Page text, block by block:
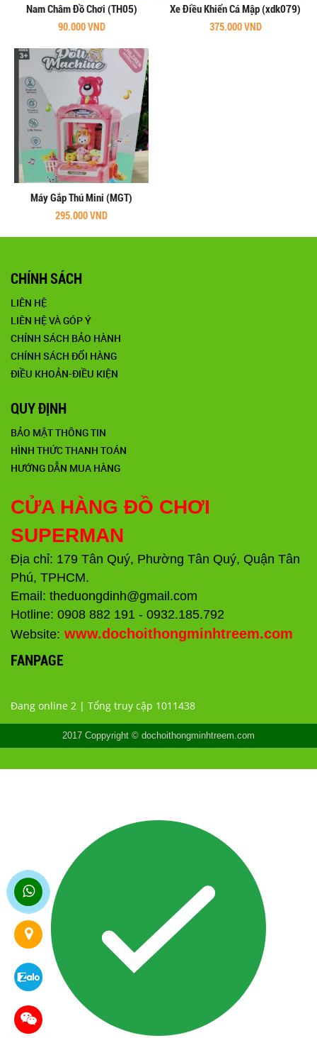
Nam Châm Đồ Chơi (TH05)
90.000 VND
Xe Điều Khiển Cá Mập (xdk079)
375.000 VND
Máy Gắp Thú Mini (MGT)
295.000 VND
CHÍNH SÁCH
LIÊN HỆ
LIÊN HỆ VÀ GÓP Ý
CHÍNH SÁCH BẢO HÀNH
CHÍNH SÁCH ĐỔI HÀNG
ĐIỀU KHOẢN-ĐIỀU KIỆN
QUY ĐỊNH
BẢO MẬT THÔNG TIN
HÌNH THỨC THANH TOÁN
HƯỚNG DẪN MUA HÀNG
CỬA HÀNG ĐỒ CHƠI
SUPERMAN
Địa chỉ: 179 Tân Quý, Phường Tân Quý, Quận Tân
Phú, TPHCM.
Email: theduongdinh@gmail.com
Hotline: 0908 882 191 - 0932.185.792
Website: www.dochoithongminhtreem.com
FANPAGE
Đang online 2 | Tổng truy cập 1011438
2017 Coppyright © dochoithongminhtreem.com